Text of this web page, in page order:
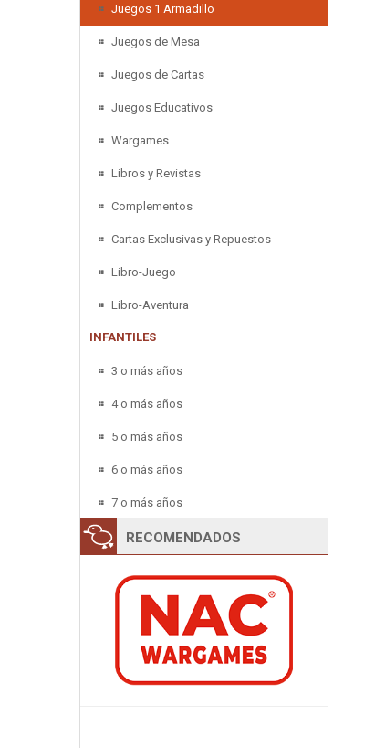
Juegos 1 Armadillo
Juegos de Mesa
Juegos de Cartas
Juegos Educativos
Wargames
Libros y Revistas
Complementos
Cartas Exclusivas y Repuestos
Libro-Juego
Libro-Aventura
INFANTILES
3 o más años
4 o más años
5 o más años
6 o más años
7 o más años
RECOMENDADOS